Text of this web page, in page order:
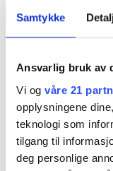
Samtykke
Ansvarlig bruk av
Vi og våre 21
opplysningene
teknologi som
tilgang til
deg personlige
Fortsatt
hastemøte